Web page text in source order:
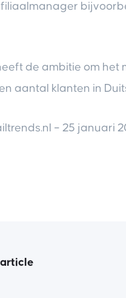
filiaalmanager
de ambitie om het
aantal klanten in
– 25 januari
article